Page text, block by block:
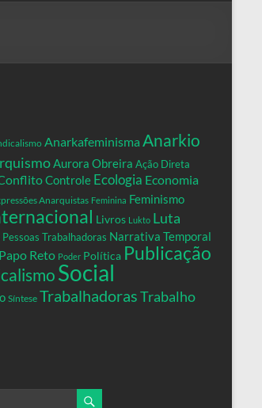
Anarkafeminisma Anarkio
Aurora Obreira Ação Direta
Controle Ecologia Economia
Anarquistas Feminina Feminismo
Livros Lukto Luta
Trabalhadoras Narrativa Temporal
Papo Reto Poder Política Publicação
Social
Síntese TrabalhadorasTrabalho